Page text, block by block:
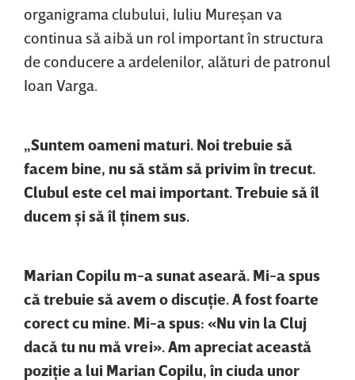
organigrama clubului, Iuliu Mureşan va
continua să aibă un rol important în structura
de conducere a ardelenilor, alături de patronul
Ioan Varga.
„Suntem oameni maturi. Noi trebuie să
facem bine, nu să stăm să privim în trecut.
Clubul este cel mai important. Trebuie să îl
ducem şi să îl ţinem sus.
Marian Copilu m-a sunat aseară. Mi-a spus
că trebuie să avem o discuţie. A fost foarte
corect cu mine. Mi-a spus: «Nu vin la Cluj
dacă tu nu mă vrei». Am apreciat această
poziţie a lui Marian Copilu, în ciuda unor